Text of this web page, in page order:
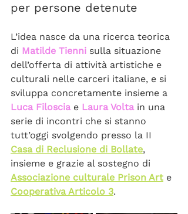
per persone detenute
L’idea nasce da una ricerca teorica
di Matilde Tienni sulla situazione
dell’offerta di attività artistiche e
culturali nelle carceri italiane, e si
sviluppa concretamente insieme a
Luca Filoscia e Laura Volta in una
serie di incontri che si stanno
tutt’oggi svolgendo presso la II
Casa di Reclusione di Bollate,
insieme e grazie al sostegno di
Associazione culturale Prison Art e
Cooperativa Articolo 3.